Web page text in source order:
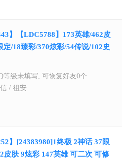
】【LDC5788】173英雄/462皮
定/18臻彩/370炫彩/54传说/102史
等级未填写, 可恢复好友0个
/ 祖安
】[24383980]1终极 2神话 37限
皮肤 9炫彩 147英雄 可二次 可修